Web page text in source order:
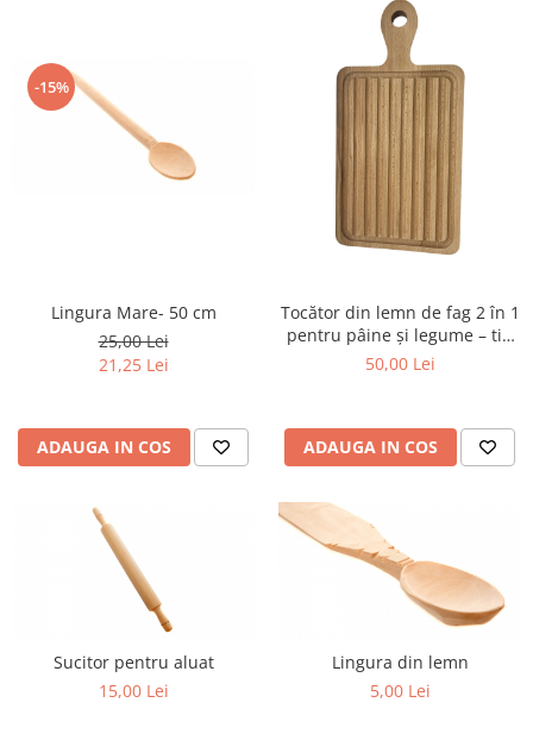
-15%
Lingura Mare- 50 cm
25,00 Lei
21,25 Lei
ADAUGA IN COS
Tocător din lemn de fag 2 în 1
pentru pâine și legume – tip
grătar, reversibil, platou
50,00 Lei
ADAUGA IN COS
Sucitor pentru aluat
15,00 Lei
Lingura din lemn
5,00 Lei